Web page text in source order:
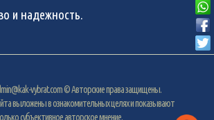
и надежность.
vybrat.com© Авторские права защищены.
выложены в ознакомительных целях и показывают
субъективное авторское мнение.